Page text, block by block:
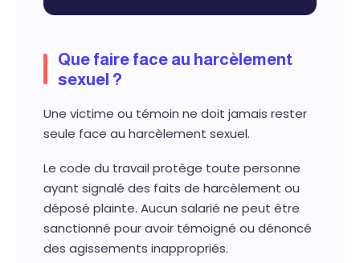
Que faire face au harcèlement
sexuel ?
Une victime ou témoin ne doit jamais rester
seule face au harcèlement sexuel.
Le code du travail protège toute personne
ayant signalé des faits de harcèlement ou
déposé plainte. Aucun salarié ne peut être
sanctionné pour avoir témoigné ou dénoncé
des agissements inappropriés.